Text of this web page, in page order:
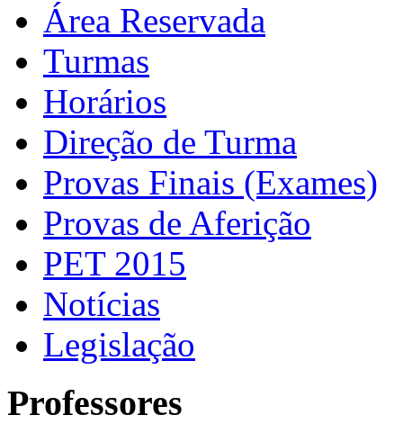
Área Reservada
Turmas
Horários
Direção de Turma
Provas Finais (Exames)
Provas de Aferição
PET 2015
Notícias
Legislação
Professores